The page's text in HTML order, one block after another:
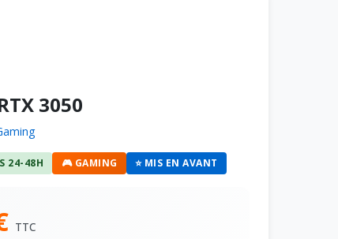
3050
24-48H 🎮 GAMING ⭐ MIS EN AVANT
TTC